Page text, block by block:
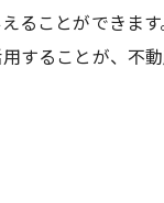
ることができま
することが、不